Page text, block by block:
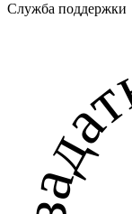
Служба поддержки